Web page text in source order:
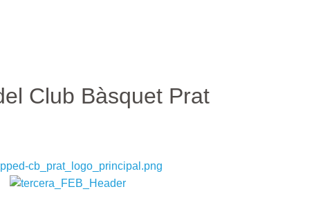
Club Bàsquet Prat